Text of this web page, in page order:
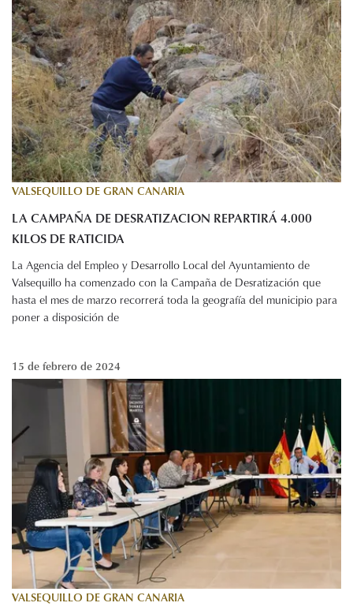
VALSEQUILLO DE GRAN CANARIA
LA CAMPAÑA DE DESRATIZACION REPARTIRÁ 4.000
KILOS DE RATICIDA
La Agencia del Empleo y Desarrollo Local del Ayuntamiento de
Valsequillo ha comenzado con la Campaña de Desratización que
hasta el mes de marzo recorrerá toda la geografía del municipio para
poner a disposición de
15 de febrero de 2024
VALSEQUILLO DE GRAN CANARIA